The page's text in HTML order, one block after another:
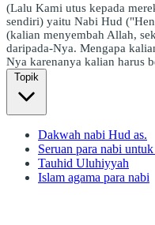
(Lalu Kami utus kepada
sendiri) yaitu Nabi Hud
(kalian menyembah Allah,
daripada-Nya. Mengapa
Nya karenanya kalian harus
Topik
Dakwah nabi Hud as.
Seruan para nabi
Tauhid Uluhiyyah
Islam agama para nabi